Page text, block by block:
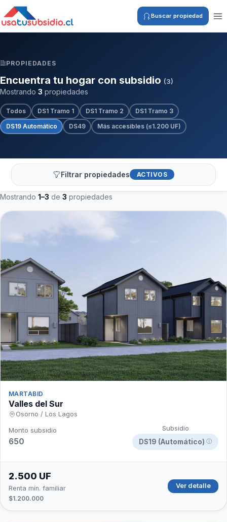
Buscar propiedad
PROPIEDADES
Encuentra tu hogar con subsidio (3)
Mostrando 3 propiedades
Todos DS1 Tramo 1 DS1 Tramo 2
DS1 Tramo 3
DS19 Automático
DS49 Más accesibles (≤1.200 UF)
Filtrar propiedades ACTIVOS
Mostrando 1–3 de 3 propiedades
MARTABID
Valles del Sur
Osorno / Los Lagos
Monto subsidio
650
Subsidio
DS19 (Automático) ⓘ
2.500 UF
Renta mín. familiar
$1.200.000
Ver detalle